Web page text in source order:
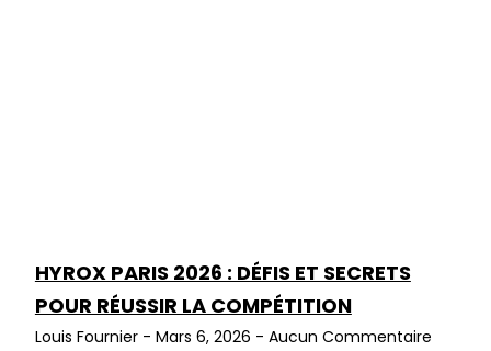
HYROX PARIS 2026 : DÉFIS ET SECRETS
POUR RÉUSSIR LA COMPÉTITION
Louis Fournier Mars 6, 2026 Aucun Commentaire